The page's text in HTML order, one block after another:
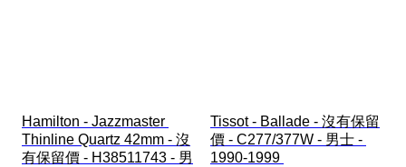
Hamilton - Jazzmaster
Thinline Quartz 42mm - 沒
有保留價 - H38511743 - 男
Tissot - Ballade - 沒有保留
價 - C277/377W - 男士 -
1990-1999